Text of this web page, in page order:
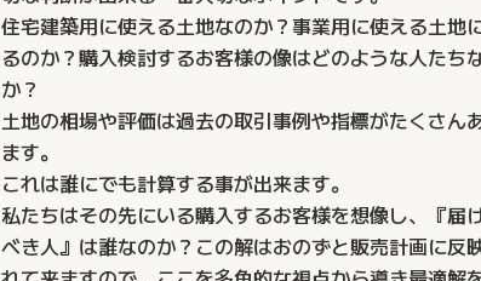
住宅建築⽤に使える⼟地なのか？事業⽤に使える⼟地
るのか？購⼊検討するお客様の像はどのような⼈たち
か？
⼟地の相場や評価は過去の取引事例や指標がたくさん
ます。
これは誰にでも計算する事が出来ます。
私たちはその先にいる購⼊するお客様を想像し、『届
べき⼈』は誰なのか？この解はおのずと販売計画に反